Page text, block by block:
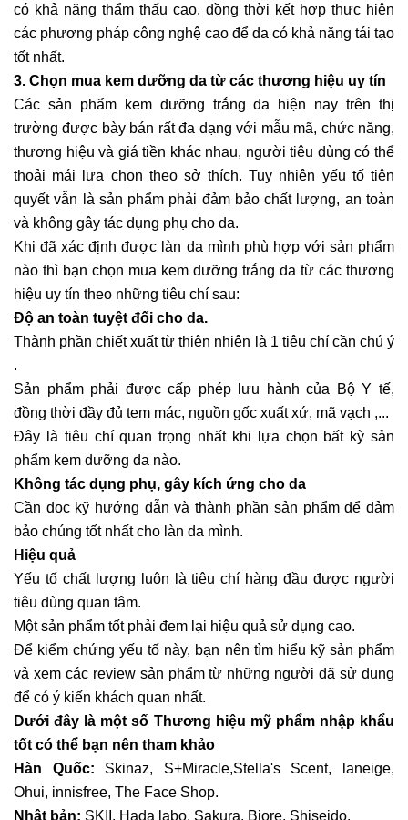
có khả năng thẩm thấu cao, đồng thời kết hợp thực hiện
các phương pháp công nghệ cao để da có khả năng tái tạo
tốt nhất.
3. Chọn mua kem dưỡng da từ các thương hiệu uy tín
Các sản phẩm kem dưỡng trắng da hiện nay trên thị
trường được bày bán rất đa dạng với mẫu mã, chức năng,
thương hiệu và giá tiền khác nhau, người tiêu dùng có thể
thoải mái lựa chọn theo sở thích. Tuy nhiên yếu tố tiên
quyết vẫn là sản phẩm phải đảm bảo chất lượng, an toàn
và không gây tác dụng phụ cho da.
Khi đã xác định được làn da mình phù hợp với sản phẩm
nào thì bạn chọn mua kem dưỡng trắng da từ các thương
hiệu uy tín theo những tiêu chí sau:
Độ an toàn tuyệt đối cho da.
Thành phần chiết xuất từ thiên nhiên là 1 tiêu chí cần chú ý
.
Sản phẩm phải được cấp phép lưu hành của Bộ Y tế,
đồng thời đầy đủ tem mác, nguồn gốc xuất xứ, mã vạch ,...
Đây là tiêu chí quan trọng nhất khi lựa chọn bất kỳ sản
phẩm kem dưỡng da nào.
Không tác dụng phụ, gây kích ứng cho da
Cần đọc kỹ hướng dẫn và thành phần sản phẩm để đảm
bảo chúng tốt nhất cho làn da mình.
Hiệu quả
Yếu tố chất lượng luôn là tiêu chí hàng đầu được người
tiêu dùng quan tâm.
Một sản phẩm tốt phải đem lại hiệu quả sử dụng cao.
Để kiểm chứng yếu tố này, bạn nên tìm hiểu kỹ sản phẩm
vả xem các review sản phẩm từ những người đã sử dụng
để có ý kiến khách quan nhất.
Dưới đây là một số Thương hiệu mỹ phẩmnhập khẩu
tốt có thể bạn nên tham khảo
Hàn Quốc:
Skinaz, S+Miracle,Stella's Scent, laneige,
Ohui, innisfree, The Face Shop.
Nhật bản: SKII. Hada labo, Sakura, Biore, Shiseido.